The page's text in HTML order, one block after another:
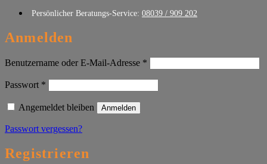
Persönlicher Beratungs-Service: 08039 / 909 202
Anmelden
Benutzername oder E-Mail-Adresse *
Passwort *
Angemeldet bleiben Anmelden
Passwort vergessen?
Registrieren